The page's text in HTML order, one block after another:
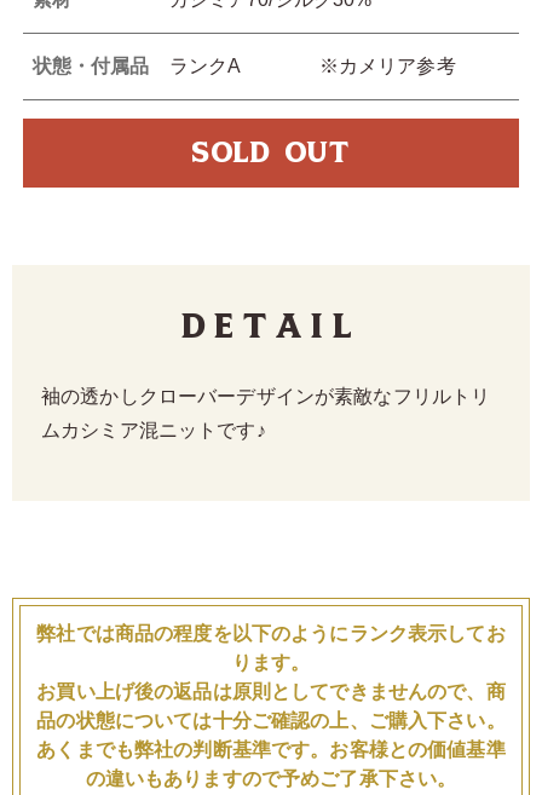
状態・付属品 ランクA ※カメリア参考
SOLD OUT
Detail
袖の透かしクローバーデザインが素敵なフリルトリ
ムカシミア混ニットです♪
弊社では商品の程度を以下のようにランク表示してお
ります。
お買い上げ後の返品は原則としてできませんので、商
品の状態については十分ご確認の上、ご購入下さい。
あくまでも弊社の判断基準です。お客様との価値基準
の違いもありますので予めご了承下さい。